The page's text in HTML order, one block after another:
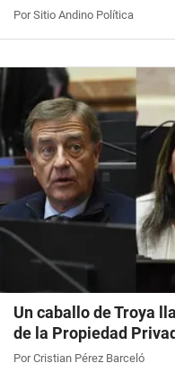
Por Sitio Andino Política
Un caballo de Troya
de la Propiedad
Por Cristian Pérez Barceló